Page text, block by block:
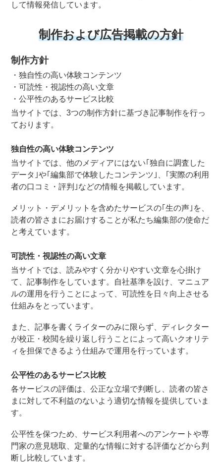
して情報発信しています。
制作および広告掲載の方針
制作方針
・独自性の高い体験コンテンツ
・可読性・視認性の高い文章
・公平性のあるサービス比較
当サイトでは、3つの制作方針に基づき記事制作を行っ
ております。
独自性の高い体験コンテンツ
当サイトでは、他のメディアにはない｢独自に調査した
データ｣や｢編集部で体験したコンテンツ｣、｢実際の利用
者の口コミ・評判｣などの情報を掲載しています。
メリット・デメリットを含めたサービスの｢生の声｣を、
読者の皆さまにお届けすることが私たち編集部の使命だ
と考えています。
可読性・視認性の高い文章
当サイトでは、読みやすく分かりやすい文章を心掛け
て、記事制作をしています。自社基準を設け、マニュア
ルの運用を行うことによって、可読性を日々向上させる
仕組みをとっています。
また、記事を書くライターのみに限らず、ディレクター
が校正・校閲を繰り返し行うことによって高いクオリテ
ィを担保できるよう仕組みで運用を行っています。
公平性のあるサービス比較
各サービスの評価は、公正な立場で判断し、読者の皆さ
まに対して不利益のないよう適切な情報を提供していま
す。
公平性を保つため、サービス利用者へのアンケートや専
門家の意見聴取、定量的な情報に対する評価などから判
断し比較しています。